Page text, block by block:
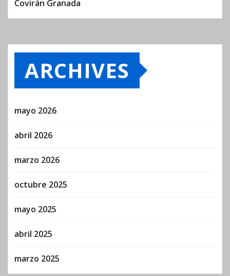
Covirán Granada
ARCHIVES
mayo 2026
abril 2026
marzo 2026
octubre 2025
mayo 2025
abril 2025
marzo 2025